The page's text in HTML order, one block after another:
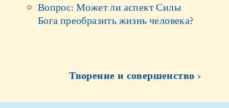
Вопрос: Может ли аспект Силы
Бога преобразить жизнь человека?
Творение и совершенство ›